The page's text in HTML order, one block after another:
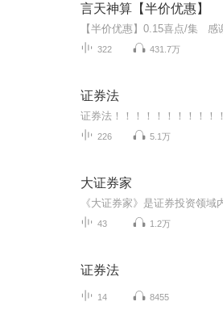
言天神算【半价优惠】
322 431.7万
证券法
证券法！！！！！！！！！！！
226 5.1万
大证券家
43 1.2万
证券法
14 8455